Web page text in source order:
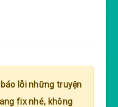
lỗi những truyện
fix nhé, không